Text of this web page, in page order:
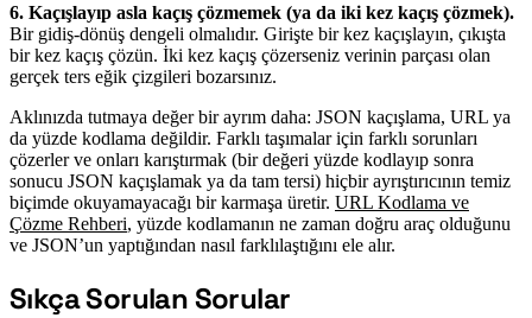
6. Kaçışlayıp asla kaçış çözmemek (ya da iki kez kaçış çözmek).
Bir gidiş-dönüş dengeli olmalıdır. Girişte bir kez kaçışlayın, çıkışta
bir kez kaçış çözün. İki kez kaçış çözerseniz verinin parçası olan
gerçek ters eğik çizgileri bozarsınız.
Aklınızda tutmaya değer bir ayrım daha: JSON kaçışlama, URL ya
da yüzde kodlama değildir. Farklı taşımalar için farklı sorunları
çözerler ve onları karıştırmak (bir değeri yüzde kodlayıp sonra
sonucu JSON kaçışlamak ya da tam tersi) hiçbir ayrıştırıcının temiz
biçimde okuyamayacağı bir karmaşa üretir. URL Kodlama ve
Çözme Rehberi, yüzde kodlamanın ne zaman doğru araç olduğunu
ve JSON’un yaptığından nasıl farklılaştığını ele alır.
#
Sıkça Sorulan Sorular